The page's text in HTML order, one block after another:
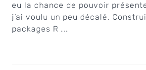
eu la chance de pouvoir
j’ai voulu un peu décalé.
packages R ...